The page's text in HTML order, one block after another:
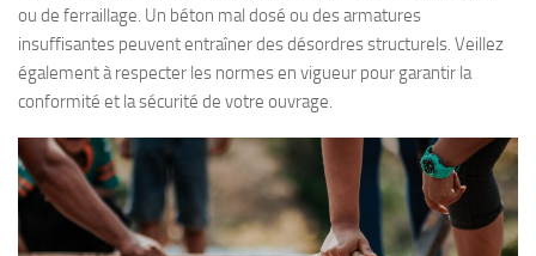
ou de ferraillage. Un béton mal dosé ou des armatures
insuffisantes peuvent entraîner des désordres structurels. Veillez
également à respecter les normes en vigueur pour garantir la
conformité et la sécurité de votre ouvrage.